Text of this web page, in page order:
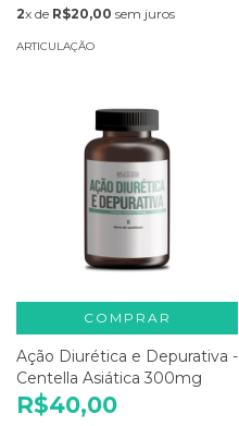
2x de R$20,00 sem juros
ARTICULAÇÃO
COMPRAR
Ação Diurética e Depurativa -
Centella Asiática 300mg
R$40,00